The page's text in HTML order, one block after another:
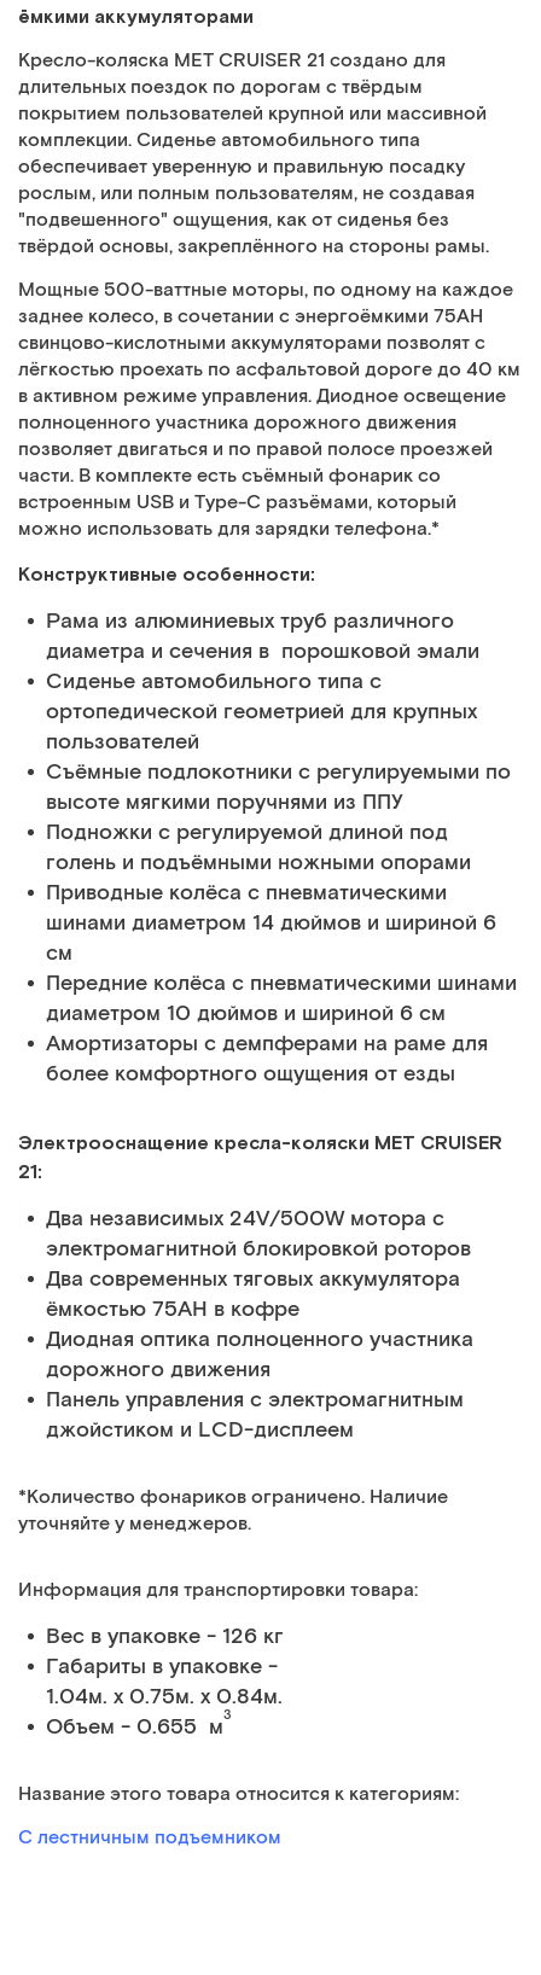
ёмкими аккумуляторами
Кресло-коляска MET CRUISER 21 создано для
длительных поездок по дорогам с твёрдым
покрытием пользователей крупной или массивной
комплекции. Сиденье автомобильного типа
обеспечивает уверенную и правильную посадку
рослым, или полным пользователям, не создавая
"подвешенного" ощущения, как от сиденья без
твёрдой основы, закреплённого на стороны рамы.
Мощные 500-ваттные моторы, по одному на каждое
заднее колесо, в сочетании с энергоёмкими 75АН
свинцово-кислотными аккумуляторами позволят с
лёгкостью проехать по асфальтовой дороге до 40 км
в активном режиме управления. Диодное освещение
полноценного участника дорожного движения
позволяет двигаться и по правой полосе проезжей
части. В комплекте есть съёмный фонарик со
встроенным USB и Type-C разъёмами, который
можно использовать для зарядки телефона.*
Конструктивные особенности:
Рама из алюминиевых труб различного
диаметра и сечения в порошковой эмали
Сиденье автомобильного типа с
ортопедической геометрией для крупных
пользователей
Съёмные подлокотники с регулируемыми по
высоте мягкими поручнями из ППУ
Подножки с регулируемой длиной под
голень и подъёмными ножными опорами
Приводные колёса с пневматическими
шинами диаметром 14 дюймов и шириной 6
см
Передние колёса с пневматическими шинами
диаметром 10 дюймов и шириной 6 см
Амортизаторы с демпферами на раме для
более комфортного ощущения от езды
Электрооснащение кресла-коляски MET CRUISER
21:
Два независимых 24V/500W мотора с
электромагнитной блокировкой роторов
Два современных тяговых аккумулятора
ёмкостью 75АН в кофре
Диодная оптика полноценного участника
дорожного движения
Панель управления с электромагнитным
джойстиком и LCD-дисплеем
*Количество фонариков ограничено. Наличие
уточняйте у менеджеров.
Информация для транспортировки товара:
Вес в упаковке - 126 кг
Габариты в упаковке -
1.04м. x 0.75м. x 0.84м.
Объем - 0.655 м3
Название этого товара относится к категориям:
С лестничным подъемником